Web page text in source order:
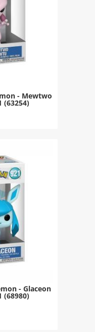
- Mewtwo
(63254)
- Glaceon
(68980)